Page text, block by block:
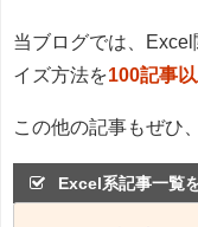
当ブログでは、
イズ方法を100記事
この他の記事もぜひ
Excel系記事一覧